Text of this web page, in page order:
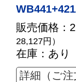
販売価格：
28,127円）
在庫：あり
詳細（ご